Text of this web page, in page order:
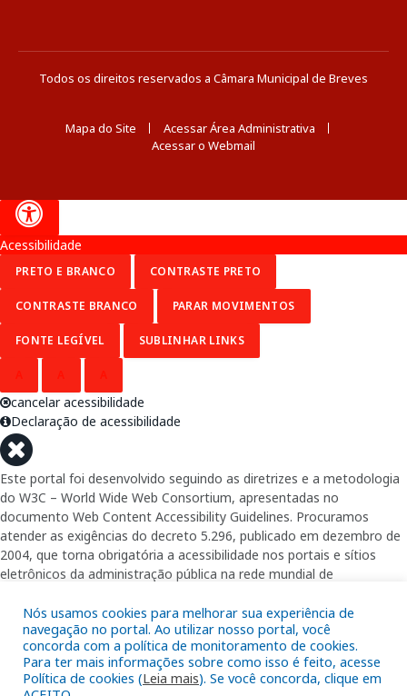
Todos os direitos reservados a Câmara Municipal de Breves
Mapa do Site
Acessar Área Administrativa
Acessar o Webmail
Nós usamos cookies para melhorar sua experiência de
navegação no portal. Ao utilizar nosso portal, você
concorda com a política de monitoramento de cookies.
Para ter mais informações sobre como isso é feito, acesse
Política de cookies (Leia mais). Se você concorda, clique em
Acessibilidade
PRETO E BRANCO CONTRASTE PRETO
CONTRASTE BRANCO PARAR MOVIMENTOS
FONTE LEGÍVEL SUBLINHAR LINKS
cancelar acessibilidade
Declaração de acessibilidade
Este portal foi desenvolvido seguindo as diretrizes e a metodologia
do W3C – World Wide Web Consortium, apresentadas no
documento Web Content Accessibility Guidelines. Procuramos
atender as exigências do decreto 5.296, publicado em dezembro de
2004, que torna obrigatória a acessibilidade nos portais e sítios
eletrônicos da administração pública na rede mundial de
garantindo-lhes o pleno acesso aos conteúdos disponíveis.
Além de validações automáticas, foram realizados testes em
diversos navegadores e através do utilitário de acesso a Internet do
DOSVOX, sistema operacional destinado deficientes visuais.